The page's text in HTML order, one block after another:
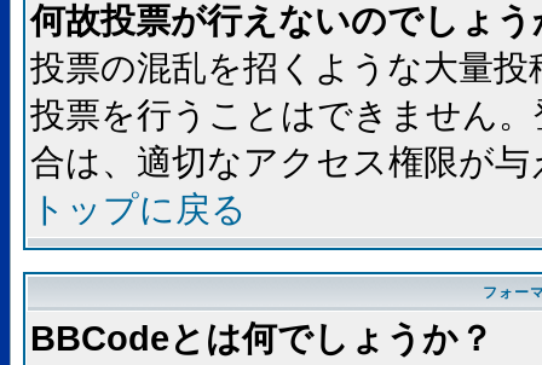
何故投票が行えないのでしょう
投票の混乱を招くような大量
投票を行うことはできません
合は、適切なアクセス権限が
トップに戻る
フォー
BBCodeとは何でしょうか？